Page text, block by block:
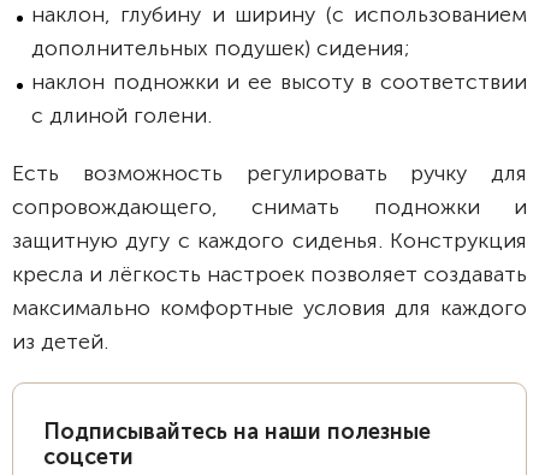
наклон, глубину и ширину (с использованием
дополнительных подушек) сидения;
наклон подножки и ее высоту в соответствии
с длиной голени.
Есть возможность регулировать ручку для
сопровождающего, снимать подножки и
защитную дугу с каждого сиденья. Конструкция
кресла и лёгкость настроек позволяет создавать
максимально комфортные условия для каждого
из детей.
Подписывайтесь на наши полезные
соцсети